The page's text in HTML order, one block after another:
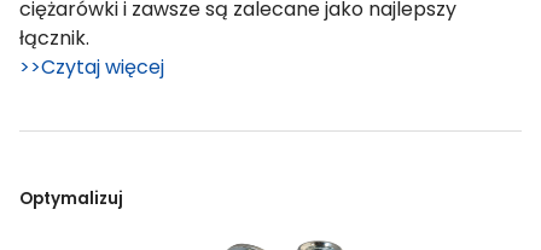
ciężarówki i zawsze są zalecane jako najlepszy
łącznik.
>>Czytaj więcej
Optymalizuj